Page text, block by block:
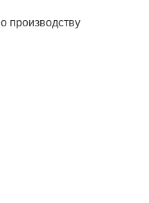
производству